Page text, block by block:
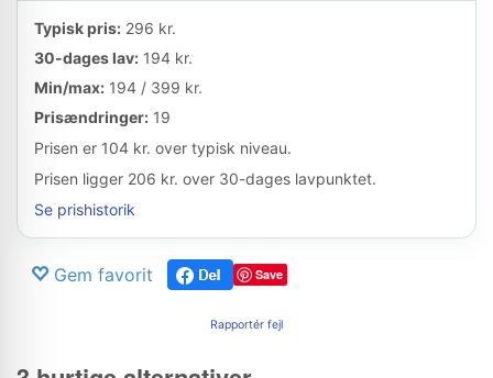
Typisk pris: 296 kr.
30-dages lav: 194 kr.
Min/max: 194 / 399 kr.
Prisændringer: 19
Prisen er 104 kr. over typisk niveau.
Prisen ligger 206 kr. over 30-dages lavpunktet.
Se prishistorik
Gem favorit Save
Rapportér fejl